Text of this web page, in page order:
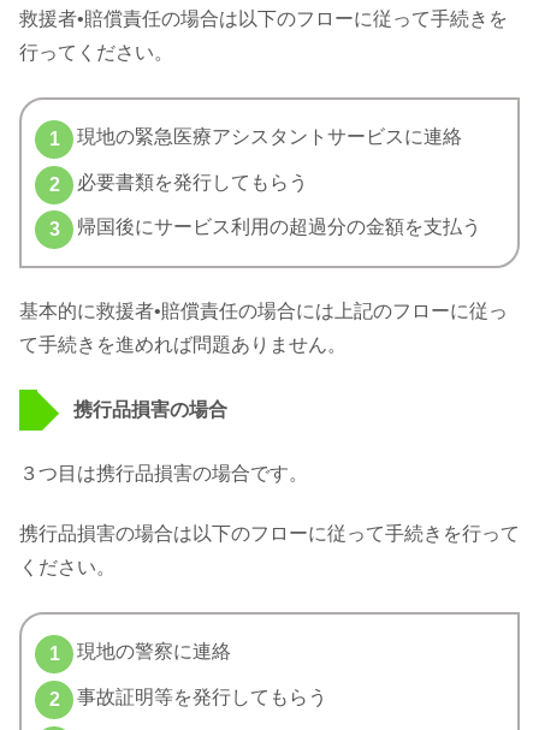
救援者•賠償責任の場合は以下のフローに従って手続きを
行ってください。
現地の緊急医療アシスタントサービスに連絡
必要書類を発行してもらう
帰国後にサービス利用の超過分の金額を支払う
基本的に救援者•賠償責任の場合には上記のフローに従っ
て手続きを進めれば問題ありません。
携行品損害の場合
３つ目は携行品損害の場合です。
携行品損害の場合は以下のフローに従って手続きを行って
ください。
現地の警察に連絡
事故証明等を発行してもらう